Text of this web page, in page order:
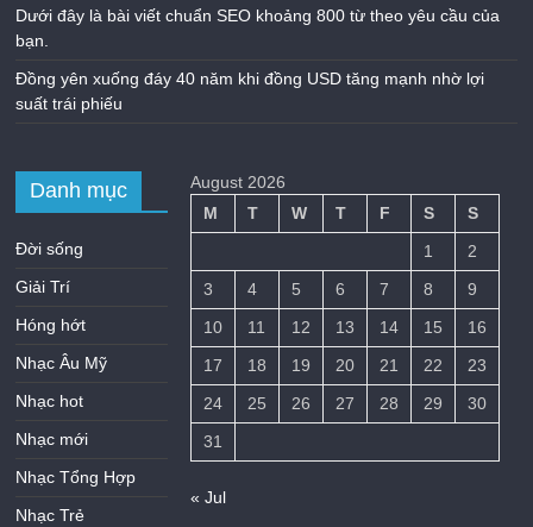
Dưới đây là bài viết chuẩn SEO khoảng 800 từ theo yêu cầu của
bạn.
Đồng yên xuống đáy 40 năm khi đồng USD tăng mạnh nhờ lợi
suất trái phiếu
Danh mục
Đời sống
Giải Trí
Hóng hớt
Nhạc Âu Mỹ
Nhạc hot
Nhạc mới
Nhạc Tổng Hợp
Nhạc Trẻ
August 2026
M
T W T F S
S
1
2
3
4 5 6 7 8
9
10
11 12 13 14 15
16
17
18 19 20 21 22
23
24
25 26 27 28 29
30
31
« Jul